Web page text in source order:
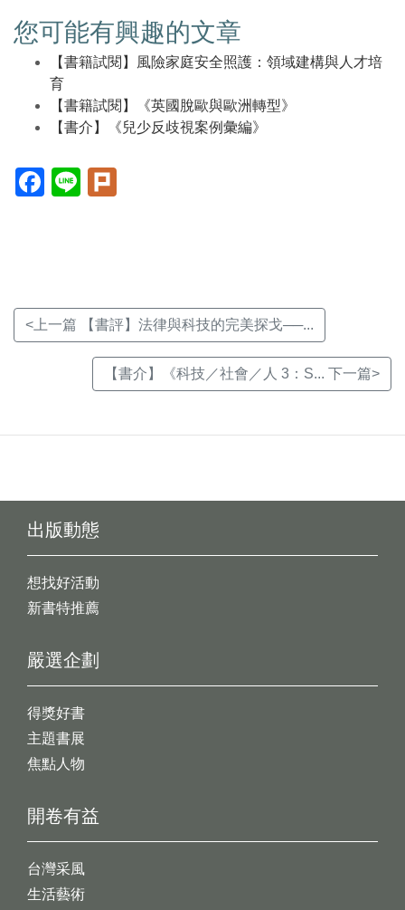
您可能有興趣的文章
【書籍試閱】風險家庭安全照護：領域建構與人才培
育
【書籍試閱】《英國脫歐與歐洲轉型》
【書介】《兒少反歧視案例彙編》
Facebook(另
開
Line(另
開
<上一篇 【書評】法律與科技的完美探戈──...
【書介】《科技／社會／人 3：S... 下一篇>
出版動態
想找好活動
新書特推薦
開卷有益
台灣采風
生活藝術
嚴選企劃
得獎好書
主題書展
焦點人物